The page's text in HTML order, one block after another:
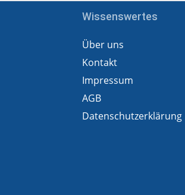
Wissenswertes
Über uns
Kontakt
Impressum
AGB
Datenschutzerklärung